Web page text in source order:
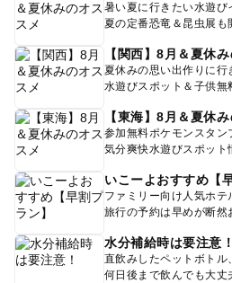
暑い夏に行きたい水遊び
夏の定番恐竜＆昆虫展も
【関西】8月＆夏休
夏休みの思い出作りに行
水遊びスポット＆子供無
【東海】8月＆夏休
参加無料ポケモンスタン
気分爽快水遊びスポット
いこーよおすすめ【
ファミリー向け人気ホテ
旅行の予約は早めが断然
水分補給時は要注意！
直飲みしたペットボトル、
何日後まで飲んでも大丈